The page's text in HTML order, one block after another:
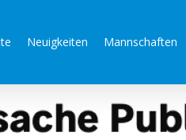
Neuigkeiten Mannschaften